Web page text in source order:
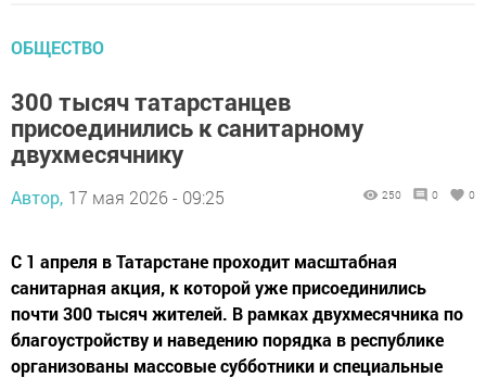
ОБЩЕСТВО
300 тысяч татарстанцев
присоединились к санитарному
двухмесячнику
Автор, 17 мая 2026 - 09:25 250 0 0
С 1 апреля в Татарстане проходит масштабная
санитарная акция, к которой уже присоединились
почти 300 тысяч жителей. В рамках двухмесячника по
благоустройству и наведению порядка в республике
организованы массовые субботники и специальные